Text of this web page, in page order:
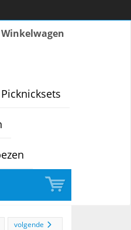
Winkelwagen
Picknicksets
volgende